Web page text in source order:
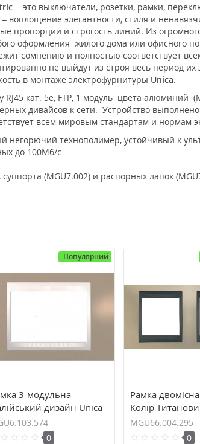
- это выключатели, розетки, рамки,
– воплощение элегантности, стиля и
пропорции и строгость линий. Из
оформления жилого дома или офисного
сомнению и полностью соответствует
не выйдут из строя весь период
в монтаже электрофурнитуры Unica.
кат. 5е, FTP, 1 модуль цвета алюминий
дивайсов к сети. Устройство
всем мировым стандартам и нормам
негорючий технополимер, устойчивый к
до 100Мб/с
(MGU7.002) и распорных лапок
Популярний
3-модульна
дизайн Unica
Колір Коричневий
0
Рамка
Колір
MGU66.004.295
MGU66.004.295
0